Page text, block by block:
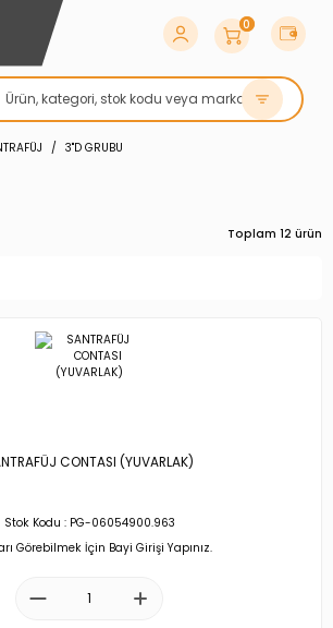
0
3''D GRUBU
Toplam 12 ürün
CONTASI (YUVARLAK)
Stok Kodu : PG-06054900.963
Görebilmek İçin Bayi Girişi Yapınız.